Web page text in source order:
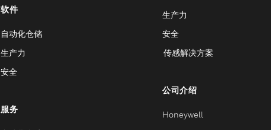
软件
自动化仓储
生产力
安全
服务
生产力
安全
传感解决方案
公司介绍
Honeywell